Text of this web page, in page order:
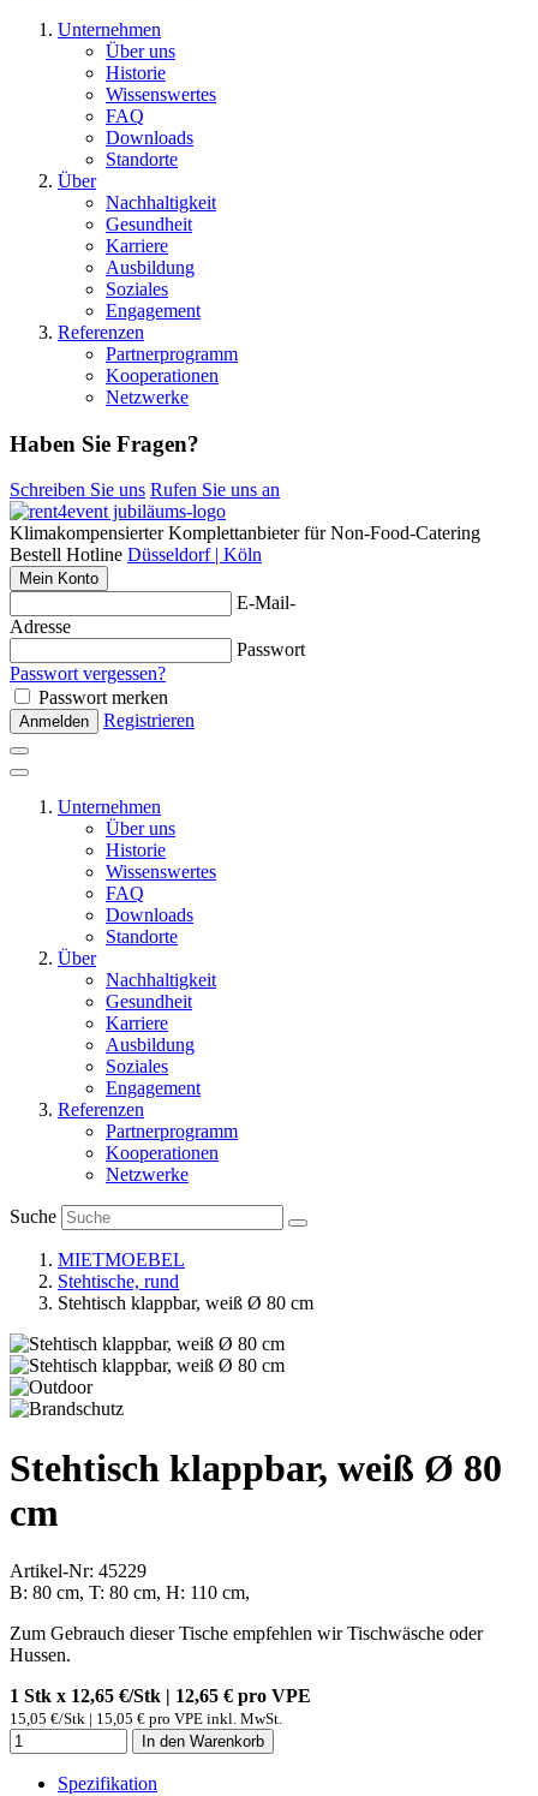
Unternehmen
Über uns
Historie
Wissenswertes
FAQ
Downloads
Standorte
Über
Nachhaltigkeit
Gesundheit
Karriere
Ausbildung
Soziales
Engagement
Referenzen
Partnerprogramm
Kooperationen
Netzwerke
Haben Sie Fragen?
Schreiben Sie uns Rufen Sie uns an
Klimakompensierter Komplettanbieter für Non-Food-Catering
Bestell Hotline Düsseldorf | Köln
Mein Konto
E-Mail-
Adresse
Passwort
Passwort vergessen?
Passwort merken
Anmelden Registrieren
Unternehmen
Über uns
Historie
Wissenswertes
FAQ
Downloads
Standorte
Über
Nachhaltigkeit
Gesundheit
Karriere
Ausbildung
Soziales
Engagement
Referenzen
Partnerprogramm
Kooperationen
Netzwerke
Suche
MIETMOEBEL
Stehtische, rund
Stehtisch klappbar, weiß Ø 80 cm
Stehtisch klappbar, weiß Ø 80
cm
Artikel-Nr: 45229
B: 80 cm, T: 80 cm, H: 110 cm,
Zum Gebrauch dieser Tische empfehlen wir Tischwäsche oder
Hussen.
1 Stk x 12,65 €/Stk | 12,65 € pro VPE
15,05 €/Stk | 15,05 € pro VPE inkl. MwSt.
In den Warenkorb
Spezifikation